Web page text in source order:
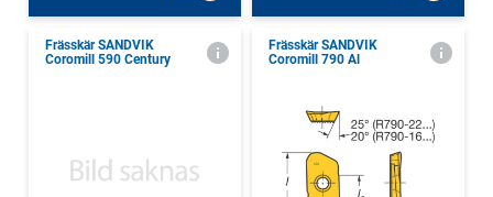
Frässkär SANDVIK
Coromill 590 Century
Frässkär SANDVIK
Coromill 790 Al